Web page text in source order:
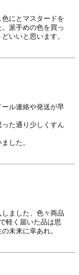
にとマスタードを
派手めの色を買っ
いいと思います。
ル連絡や発送が早
た通り少しくすん
した。
ました、色々商品
軽く届いた品は思
未来に幸あれ。